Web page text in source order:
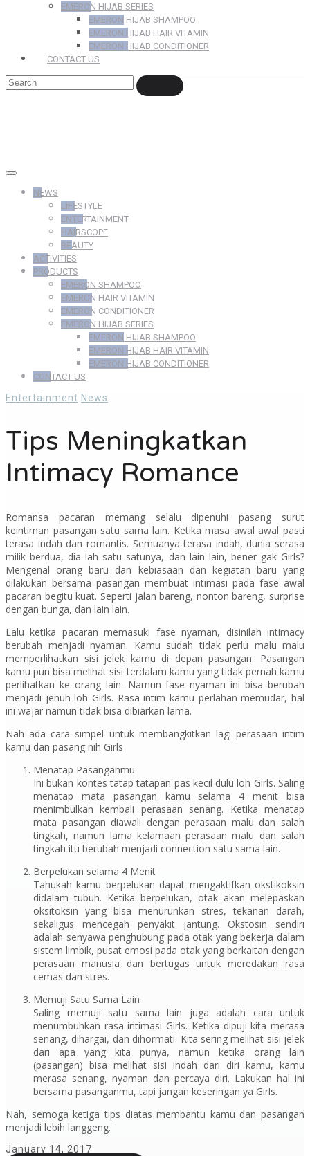
EMERON HIJAB SERIES
EMERON HIJAB SHAMPOO
EMERON HIJAB HAIR VITAMIN
EMERON HIJAB CONDITIONER
CONTACT US
NEWS
LIFESTYLE
ENTERTAINMENT
HAIRSCOPE
BEAUTY
ACTIVITIES
PRODUCTS
EMERON SHAMPOO
EMERON HAIR VITAMIN
EMERON CONDITIONER
EMERON HIJAB SERIES
EMERON HIJAB SHAMPOO
EMERON HIJAB HAIR VITAMIN
EMERON HIJAB CONDITIONER
CONTACT US
Entertainment News
Tips Meningkatkan
Intimacy Romance
Romansa pacaran memang selalu dipenuhi pasang surut
keintiman pasangan satu sama lain. Ketika masa awal awal pasti
terasa indah dan romantis. Semuanya terasa indah, dunia serasa
milik berdua, dia lah satu satunya, dan lain lain, bener gak Girls?
Mengenal orang baru dan kebiasaan dan kegiatan baru yang
dilakukan bersama pasangan membuat intimasi pada fase awal
pacaran begitu kuat. Seperti jalan bareng, nonton bareng, surprise
dengan bunga, dan lain lain.
Lalu ketika pacaran memasuki fase nyaman, disinilah intimacy
berubah menjadi nyaman. Kamu sudah tidak perlu malu malu
memperlihatkan sisi jelek kamu di depan pasangan. Pasangan
kamu pun bisa melihat sisi terdalam kamu yang tidak pernah kamu
perlihatkan ke orang lain. Namun fase nyaman ini bisa berubah
menjadi jenuh loh Girls. Rasa intim kamu perlahan memudar, hal
ini wajar namun tidak bisa dibiarkan lama.
Nah ada cara simpel untuk membangkitkan lagi perasaan intim
kamu dan pasang nih Girls
Menatap Pasanganmu
Ini bukan kontes tatap tatapan pas kecil dulu loh Girls. Saling
menatap mata pasangan kamu selama 4 menit bisa
menimbulkan kembali perasaan senang. Ketika menatap
mata pasangan diawali dengan perasaan malu dan salah
tingkah, namun lama kelamaan perasaan malu dan salah
tingkah itu berubah menjadi connection satu sama lain.
Berpelukan selama 4 Menit
Tahukah kamu berpelukan dapat mengaktifkan okstikoksin
didalam tubuh. Ketika berpelukan, otak akan melepaskan
oksitoksin yang bisa menurunkan stres, tekanan darah,
sekaligus mencegah penyakit jantung. Okstosin sendiri
adalah senyawa penghubung pada otak yang bekerja dalam
sistem limbik, pusat emosi pada otak yang berkaitan dengan
perasaan manusia dan bertugas untuk meredakan rasa
cemas dan stres.
Memuji Satu Sama Lain
Saling memuji satu sama lain juga adalah cara untuk
menumbuhkan rasa intimasi Girls. Ketika dipuji kita merasa
senang, dihargai, dan dihormati. Kita sering melihat sisi jelek
dari apa yang kita punya, namun ketika orang lain
(pasangan) bisa melihat sisi indah dari diri kamu, kamu
merasa senang, nyaman dan percaya diri. Lakukan hal ini
bersama pasanganmu, tapi jangan keseringan ya Girls.
Nah, semoga ketiga tips diatas membantu kamu dan pasangan
menjadi lebih langgeng.
January 14, 2017